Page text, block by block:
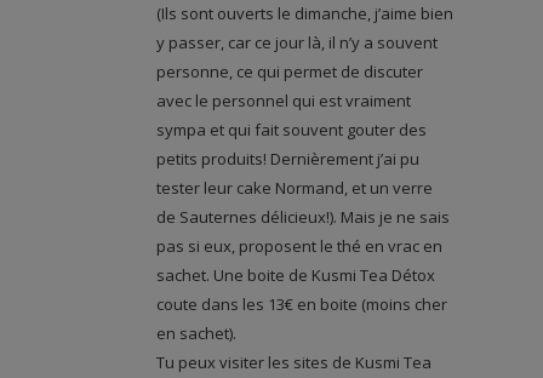
(Ils sont ouverts le dimanche, j’aime bien
y passer, car ce jour là, il n’y a souvent
personne, ce qui permet de discuter
avec le personnel qui est vraiment
sympa et qui fait souvent gouter des
petits produits! Dernièrement j’ai pu
tester leur cake Normand, et un verre
de Sauternes délicieux!). Mais je ne sais
pas si eux, proposent le thé en vrac en
sachet. Une boite de Kusmi Tea Détox
coute dans les 13€ en boite (moins cher
en sachet).
Tu peux visiter les sites de Kusmi Tea